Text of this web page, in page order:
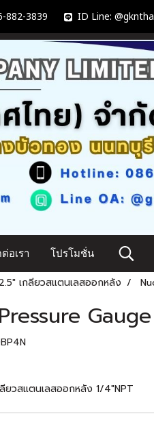
882-3839 ID Line:
อเรา โปรโมชั่น
2.5" เกลียวสแตนเลสออกหลัง
Gauge
ยวสแตนเลสออกหลัง 1/4"NPT